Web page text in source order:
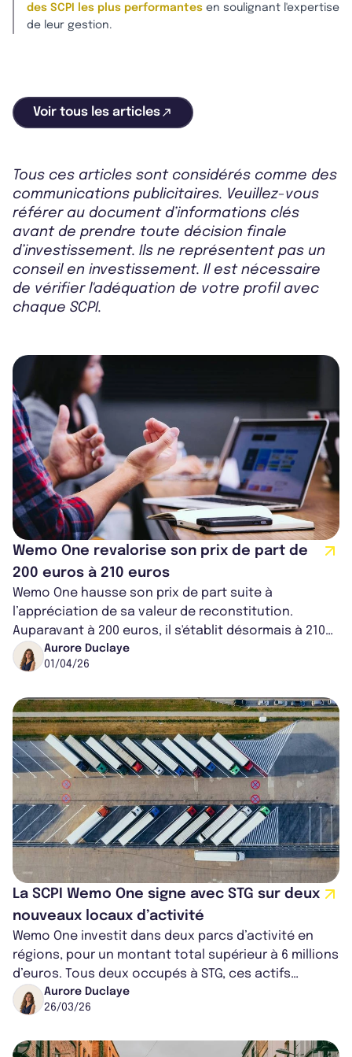
des SCPI les plus performantes en soulignant l'expertise
de leur gestion.
Voir tous les articles
Tous ces articles sont considérés comme des
communications publicitaires. Veuillez-vous
référer au document d’informations clés
avant de prendre toute décision finale
d’investissement. Ils ne représentent pas un
conseil en investissement. Il est nécessaire
de vérifier l'adéquation de votre profil avec
chaque SCPI.
Wemo One revalorise son prix de part de
200 euros à 210 euros
Wemo One hausse son prix de part suite à
l’appréciation de sa valeur de reconstitution.
Auparavant à 200 euros, il s'établit désormais à 210
euros. C’est la première fois que la SC...
Aurore Duclaye
01/04/26
La SCPI Wemo One signe avec STG sur deux
nouveaux locaux d’activité
Wemo One investit dans deux parcs d’activité en
régions, pour un montant total supérieur à 6 millions
d’euros. Tous deux occupés à STG, ces actifs
bénéficient également de baux com...
Aurore Duclaye
26/03/26